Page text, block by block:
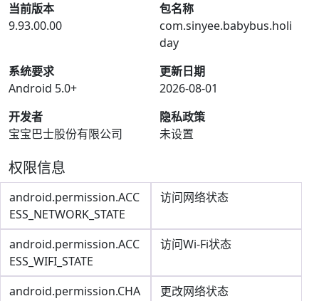
当前版本
9.93.00.00
包名称
com.sinyee.babybus.holi
day
系统要求
Android 5.0+
更新日期
2026-08-01
开发者
宝宝巴士股份有限公司
隐私政策
未设置
权限信息
android.permission.ACC
ESS_NETWORK_STATE
访问网络状态
android.permission.ACC
ESS_WIFI_STATE
访问Wi-Fi状态
android.permission.CHA
更改网络状态